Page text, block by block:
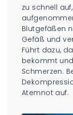
zu schnell
Blutgefäßen
Gefäß und
Führt dazu,
bekommt
Schmerzen.
Atemnot auf.